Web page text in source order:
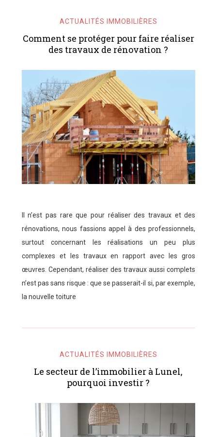
ACTUALITÉS IMMOBILIÈRES
Comment se protéger pour faire réaliser
des travaux de rénovation ?
Il n’est pas rare que pour réaliser des travaux et des
rénovations, nous fassions appel à des professionnels,
surtout concernant les réalisations un peu plus
complexes et les travaux en rapport avec les gros
œuvres. Cependant, réaliser des travaux aussi complets
n’est pas sans risque : que se passerait-il si, par exemple,
la nouvelle toiture
ACTUALITÉS IMMOBILIÈRES
Le secteur de l’immobilier à Lunel,
pourquoi investir ?